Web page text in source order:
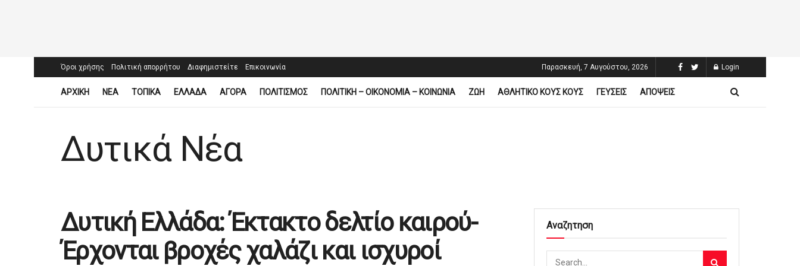
Όροι χρήσης Πολιτική απορρήτου Διαφημιστείτε Επικοινωνία Παρασκευή, 7 Αυγούστου, 2026 Login
ΑΡΧΙΚΗ ΝΕΑ ΤΟΠΙΚΑ ΕΛΛΑΔΑ ΑΓΟΡΑ ΠΟΛΙΤΙΣΜΟΣ ΠΟΛΙΤΙΚΗ – ΟΙΚΟΝΟΜΙΑ – ΚΟΙΝΩΝΙΑ ΖΩΗ ΑΘΛΗΤΙΚΟ ΚΟΥΣ ΚΟΥΣ ΓΕΥΣΕΙΣ ΑΠΟΨΕΙΣ
Δυτικά Νέα
Δυτική Ελλάδα: Έκτακτο δελτίο καιρού-
Έρχονται βροχές χαλάζι και ισχυροί
Αναζητηση